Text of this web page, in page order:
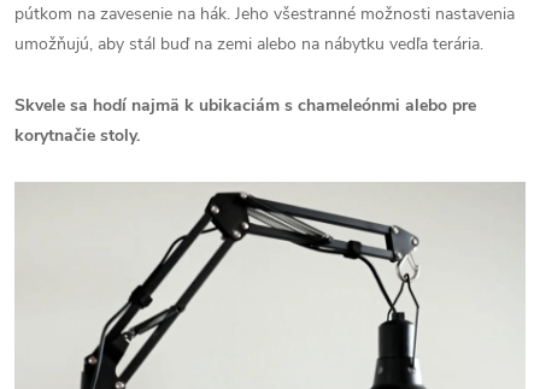
pútkom na zavesenie na hák. Jeho všestranné možnosti nastavenia
umožňujú, aby stál buď na zemi alebo na nábytku vedľa terária.
Skvele sa hodí najmä k ubikaciám s chameleónmi alebo pre
korytnačie stoly.